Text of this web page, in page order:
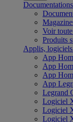
Voir
Produits
Applis,
App
App
App
App
Legrand
Logiciel
Logiciel
Logiciel